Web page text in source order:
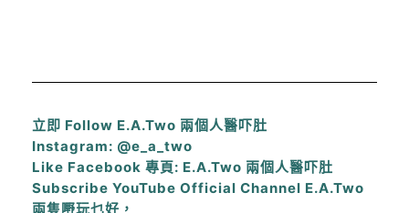
立即 Follow E.A.Two 兩個人醫吓肚
Instagram: @e_a_two
Like Facebook 專頁: E.A.Two 兩個人醫吓肚
Subscribe YouTube Official Channel E.A.Two
兩隻嘢玩乜好，